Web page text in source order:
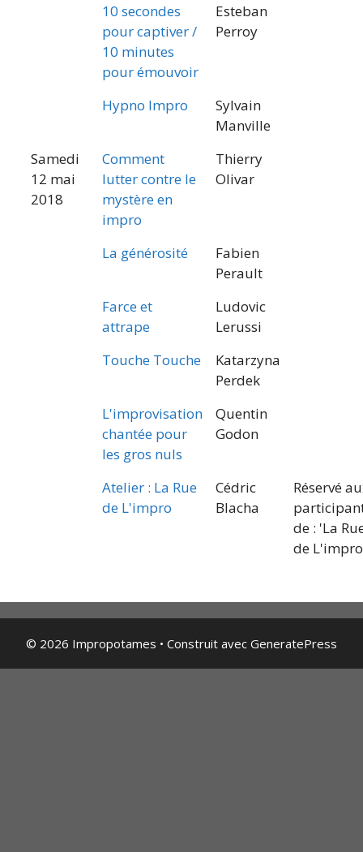
10 secondes
pour captiver /
10 minutes
pour émouvoir
Esteban
Perroy
Hypno Impro
Sylvain
Manville
Samedi
12 mai
2018
Comment
lutter contre le
mystère en
impro
Thierry
Olivar
La générosité
Fabien
Perault
Farce et
attrape
Ludovic
Lerussi
Touche Touche
Katarzyna
Perdek
L'improvisation
chantée pour
les gros nuls
Quentin
Godon
Atelier : La Rue
de L'impro
Cédric
Blacha
Réservé
de : 'La
de
© 2026 Impropotames • Construit avec GeneratePress